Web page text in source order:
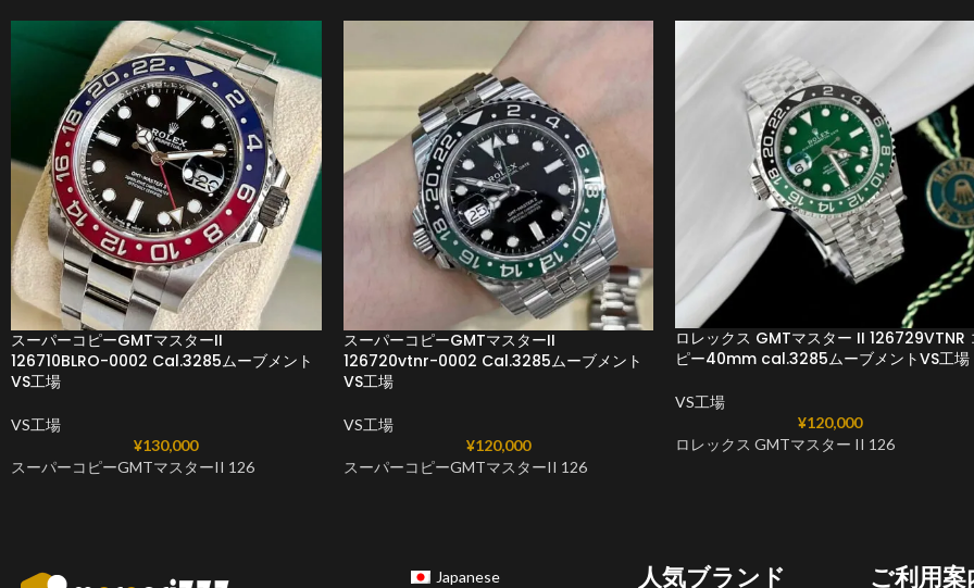
スーパーコピーGMTマスターII
126710BLRO-0002 Cal.3285ムーブメント
VS工場
VS工場
¥130,000
スーパーコピーGMTマスターII 126
スーパーコピーGMTマスターII
126720vtnr-0002 Cal.3285ムーブメント
VS工場
VS工場
¥120,000
スーパーコピーGMTマスターII 126
ロレックス GMTマスター II 126729VTNR
ピー40mm cal.3285ムーブメントVS工場
VS工場
¥120,000
ロレックス GMTマスター II 126
Japanese 人気ブランド ご利用案